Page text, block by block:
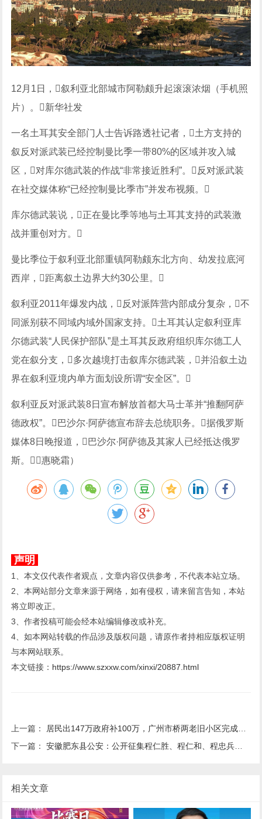
12月1日，叙利亚北部城市阿勒颇升起滚滚浓烟（手机照
片）。新华社发
一名土耳其安全部门人士告诉路透社记者，土方支持的
叙反对派武装已经控制曼比季一带80%的区域并攻入城
区，对库尔德武装的作战“非常接近胜利”。反对派武装
在社交媒体称“已经控制曼比季市”并发布视频。
库尔德武装说，正在曼比季等地与土耳其支持的武装激
战并重创对方。
曼比季位于叙利亚北部重镇阿勒颇东北方向、幼发拉底河
西岸，距离叙土边界大约30公里。
叙利亚2011年爆发内战，反对派阵营内部成分复杂，不
同派别获不同域内域外国家支持。土耳其认定叙利亚库
尔德武装“人民保护部队”是土耳其反政府组织库尔德工人
党在叙分支，多次越境打击叙库尔德武装，并沿叙土边
界在叙利亚境内单方面划设所谓“安全区”。
叙利亚反对派武装8日宣布解放首都大马士革并“推翻阿萨
德政权”。巴沙尔·阿萨德宣布辞去总统职务。据俄罗斯
媒体8日晚报道，巴沙尔·阿萨德及其家人已经抵达俄罗
斯。（惠晓霜）
声明
1、本文仅代表作者观点，文章内容仅供参考，不代表本站立场。
2、本网站部分文章来源于网络，如有侵权，请来留言告知，本站
将立即改正。
3、作者投稿可能会经本站编辑修改或补充。
4、如本网站转载的作品涉及版权问题，请原作者持相应版权证明
与本网站联系。
本文链接： https://www.szxxw.com/xinxi/20887.html
上一篇： 居民出147万政府补100万，广州市桥两老旧小区完成改造
下一篇：安徽肥东县公安：公开征集程仁胜、程仁和、程忠兵等人违法犯罪线索
相关文章